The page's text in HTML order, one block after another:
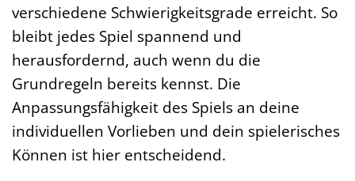
verschiedene Schwierigkeitsgrade erreicht. So
bleibt jedes Spiel spannend und
herausfordernd, auch wenn du die
Grundregeln bereits kennst. Die
Anpassungsfähigkeit des Spiels an deine
individuellen Vorlieben und dein spielerisches
Können ist hier entscheidend.